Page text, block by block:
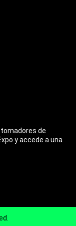
de
y accede a una